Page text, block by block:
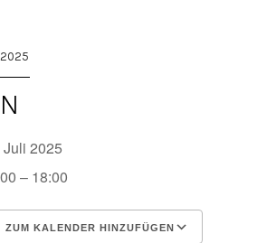
2025
Juli 2025
– 18:00
ZUM KALENDER HINZUFÜGEN